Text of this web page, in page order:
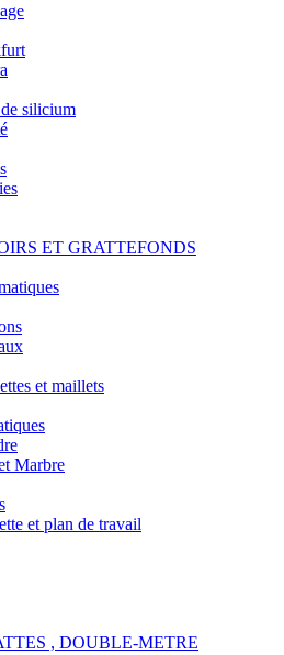
silicium
ET GRATTEFONDS
et maillets
Marbre
et plan de travail
, DOUBLE-METRE